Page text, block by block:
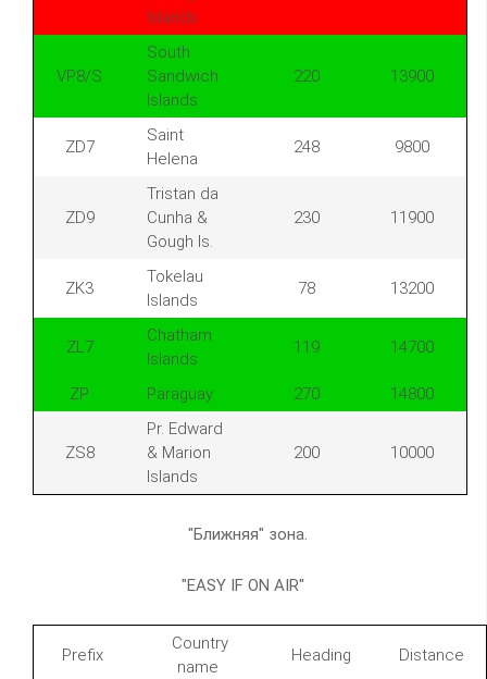
Islands
VP8/S
South
Sandwich
Islands
220 13900
ZD7
Saint
Helena
248 9800
ZD9
Tristan da
Cunha &
Gough Is.
230 11900
ZK3
Tokelau
Islands
78 13200
ZL7
Chatham
Islands
119 14700
ZP Paraguay 270 14800
ZS8
Pr. Edward
& Marion
Islands
200 10000
"Ближняя" зона.
"EASY IF ON AIR"
Prefix
Country
name
Heading Distance